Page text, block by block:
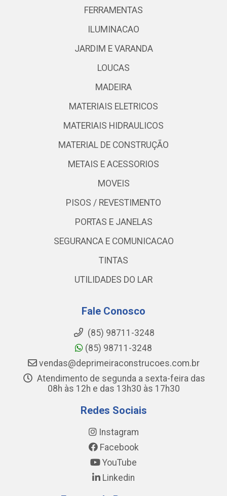
FERRAMENTAS
ILUMINACAO
JARDIM E VARANDA
LOUCAS
MADEIRA
MATERIAIS ELETRICOS
MATERIAIS HIDRAULICOS
MATERIAL DE CONSTRUÇÃO
METAIS E ACESSORIOS
MOVEIS
PISOS / REVESTIMENTO
PORTAS E JANELAS
SEGURANCA E COMUNICACAO
TINTAS
UTILIDADES DO LAR
Fale Conosco
(85) 98711-3248
(85) 98711-3248
vendas@deprimeiraconstrucoes.com.br
Atendimento de segunda a sexta-feira das
08h às 12h e das 13h30 às 17h30
Redes Sociais
Instagram
Facebook
YouTube
Linkedin